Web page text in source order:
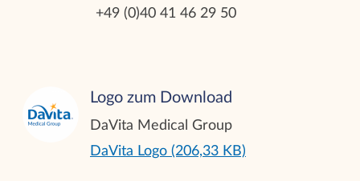
+49 (0)40 41 46 29 50
Logo zum Download
DaVita Medical Group
DaVita Logo (206,33 KB)